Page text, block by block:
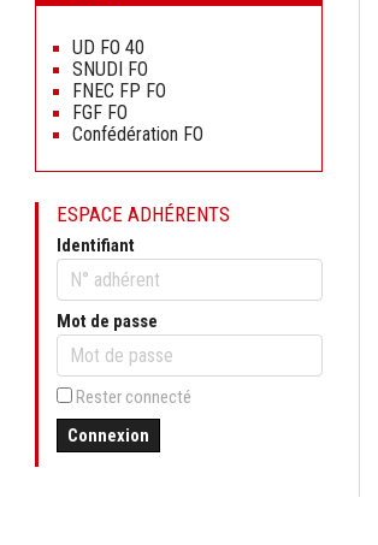
contenu
UD FO 40
SNUDI FO
FNEC FP FO
FGF FO
Confédération FO
ESPACE ADHÉRENTS
Identifiant
Mot de passe
Rester connecté
Connexion